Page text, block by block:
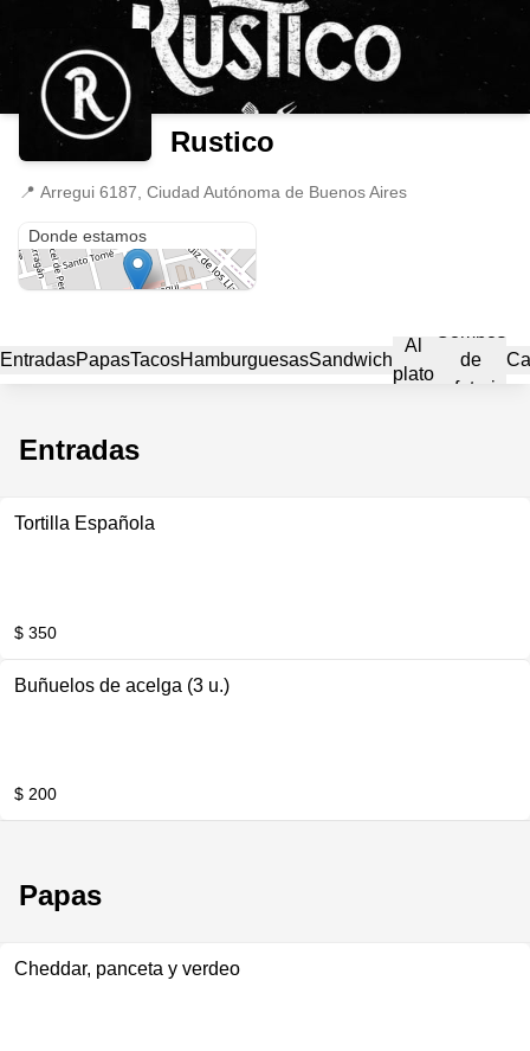
Rustico
📍 Arregui 6187, Ciudad Autónoma de Buenos Aires
Donde estamos
EntradasPapasTacosHamburguesasSandwich
Al
plato
de
cafeteria
Entradas
Tortilla Española
$ 350
Buñuelos de acelga (3 u.)
$ 200
Papas
Cheddar, panceta y verdeo